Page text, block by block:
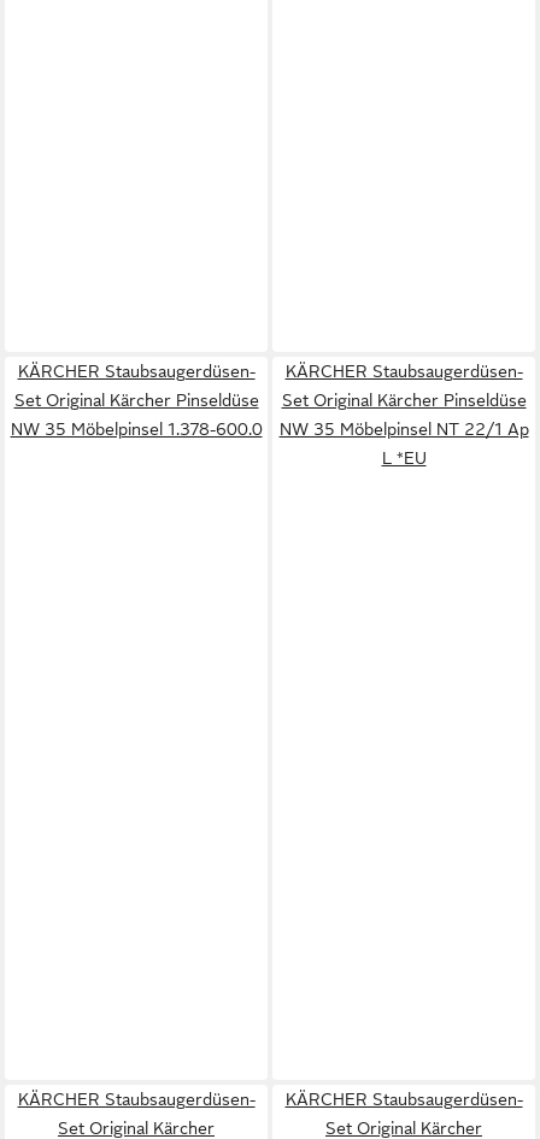
KÄRCHER Staubsaugerdüsen-
Set Original Kärcher Pinseldüse
NW 35 Möbelpinsel 1.378-600.0
KÄRCHER Staubsaugerdüsen-
Set Original Kärcher Pinseldüse
NW 35 Möbelpinsel NT 22/1 Ap
L *EU
KÄRCHER Staubsaugerdüsen-
Set Original Kärcher
KÄRCHER Staubsaugerdüsen-
Set Original Kärcher